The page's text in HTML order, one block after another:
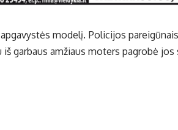
mo­de­lį. Po­li­ci­jos
gar­baus am­žiaus mo­ters pa­gro­bė jos